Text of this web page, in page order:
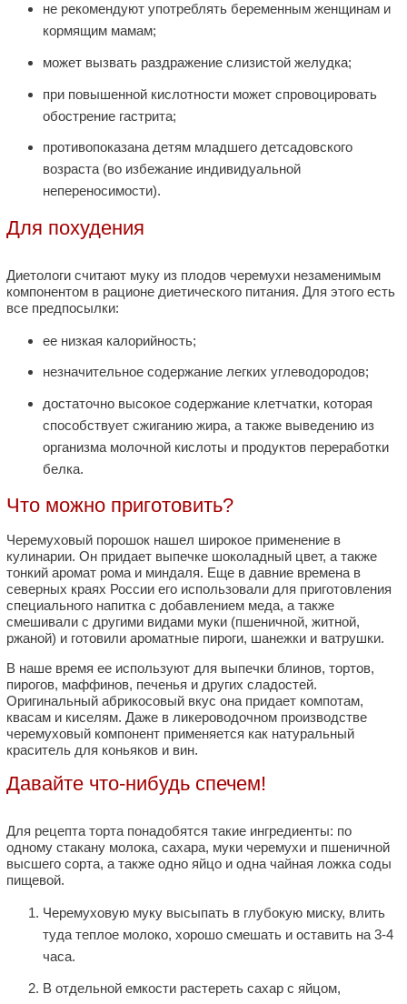
не рекомендуют употреблять беременным женщинам и
кормящим мамам;
может вызвать раздражение слизистой желудка;
при повышенной кислотности может спровоцировать
обострение гастрита;
противопоказана детям младшего детсадовского
возраста (во избежание индивидуальной
непереносимости).
Для похудения
Диетологи считают муку из плодов черемухи незаменимым
компонентом в рационе диетического питания. Для этого есть
все предпосылки:
ее низкая калорийность;
незначительное содержание легких углеводородов;
достаточно высокое содержание клетчатки, которая
способствует сжиганию жира, а также выведению из
организма молочной кислоты и продуктов переработки
белка.
Что можно приготовить?
Черемуховый порошок нашел широкое применение в
кулинарии. Он придает выпечке шоколадный цвет, а также
тонкий аромат рома и миндаля. Еще в давние времена в
северных краях России его использовали для приготовления
специального напитка с добавлением меда, а также
смешивали с другими видами муки (пшеничной, житной,
ржаной) и готовили ароматные пироги, шанежки и ватрушки.
В наше время ее используют для выпечки блинов, тортов,
пирогов, маффинов, печенья и других сладостей.
Оригинальный абрикосовый вкус она придает компотам,
квасам и киселям. Даже в ликероводочном производстве
черемуховый компонент применяется как натуральный
краситель для коньяков и вин.
Давайте что-нибудь спечем!
Для рецепта торта понадобятся такие ингредиенты: по
одному стакану молока, сахара, муки черемухи и пшеничной
высшего сорта, а также одно яйцо и одна чайная ложка соды
пищевой.
Черемуховую муку высыпать в глубокую миску, влить
туда теплое молоко, хорошо смешать и оставить на 3-4
часа.
В отдельной емкости растереть сахар с яйцом,